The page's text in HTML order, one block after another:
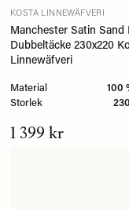
KOSTA LINNEWÄFVERI
Manchester Satin Sand
Dubbeltäcke 230x220
Linnewäfveri
Material
100
Storlek
1 399 kr